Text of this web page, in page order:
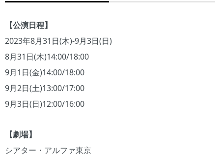
【公演日程】
2023年8月31日(木)-9月3日(日)
8月31日(木)14:00/18:00
9月1日(金)14:00/18:00
9月2日(土)13:00/17:00
9月3日(日)12:00/16:00
【劇場】
シアター・アルファ東京